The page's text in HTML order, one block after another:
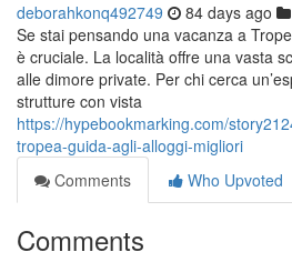
deborahkonq492749 84 days ago
Se stai pensando una vacanza a
è cruciale. La località offre una vasta
alle dimore private. Per chi cerca
strutture con vista
https://hypebookmarking.com/
tropea-guida-agli-alloggi-migliori
Comments
Who Upvoted
Comments